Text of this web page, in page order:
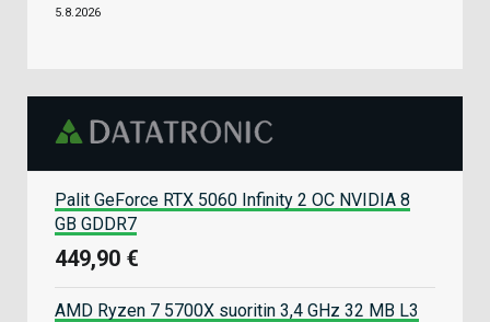
5.8.2026
Palit GeForce RTX 5060 Infinity 2 OC NVIDIA 8
GB GDDR7
449,90 €
AMD Ryzen 7 5700X suoritin 3,4 GHz 32 MB L3